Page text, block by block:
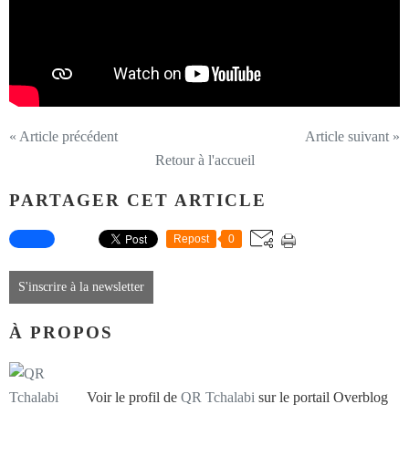
« Article précédent
Article suivant »
Retour à l'accueil
PARTAGER CET ARTICLE
Repost 0
S'inscrire à la newsletter
À PROPOS
Voir le profil de QR Tchalabi sur le portail Overblog